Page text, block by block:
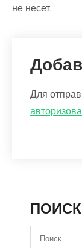
не несет.
Для